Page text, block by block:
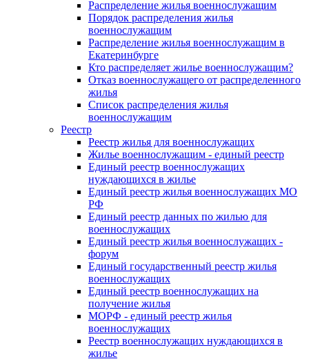
Распределение жилья военнослужащим
Порядок распределения жилья
военнослужащим
Распределение жилья военнослужащим в
Екатеринбурге
Кто распределяет жилье военнослужащим?
Отказ военнослужащего от распределенного
жилья
Список распределения жилья
военнослужащим
Реестр
Реестр жилья для военнослужащих
Жилье военнослужащим - единый реестр
Единый реестр военнослужащих
нуждающихся в жилье
Единый реестр жилья военнослужащих МО
РФ
Единый реестр данных по жилью для
военнослужащих
Единый реестр жилья военнослужащих -
форум
Единый государственный реестр жилья
военнослужащих
Единый реестр военнослужащих на
получение жилья
МОРФ - единый реестр жилья
военнослужащих
Реестр военнослужащих нуждающихся в
жилье